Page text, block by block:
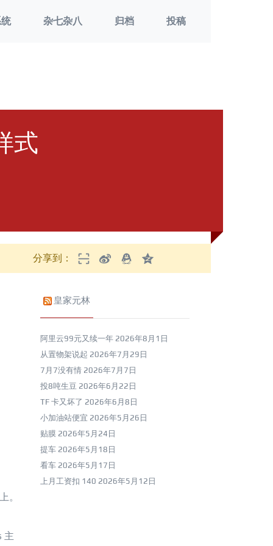
杂七杂八 归档 投稿
式
分享到：
。
主
皇家元林
阿里云99元又续一年 2026年8月1日
从置物架说起 2026年7月29日
7月7没有情 2026年7月7日
投8吨生豆 2026年6月22日
TF 卡又坏了 2026年6月8日
小加油站便宜 2026年5月26日
贴膜 2026年5月24日
提车 2026年5月18日
看车 2026年5月17日
上月工资扣 140 2026年5月12日